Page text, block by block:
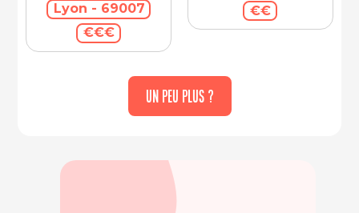
Lyon - 69007
€€€
€€
UN PEU PLUS ?